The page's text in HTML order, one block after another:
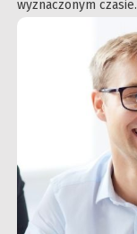
wyznaczonym czasie.